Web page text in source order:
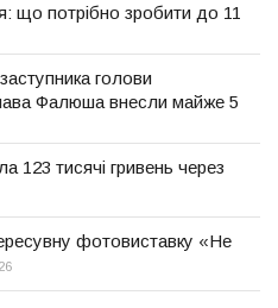
що потрібно зробити до 11
голови
Фалюша внесли майже 5
123 тисячі гривень через
фотовиставку «Не